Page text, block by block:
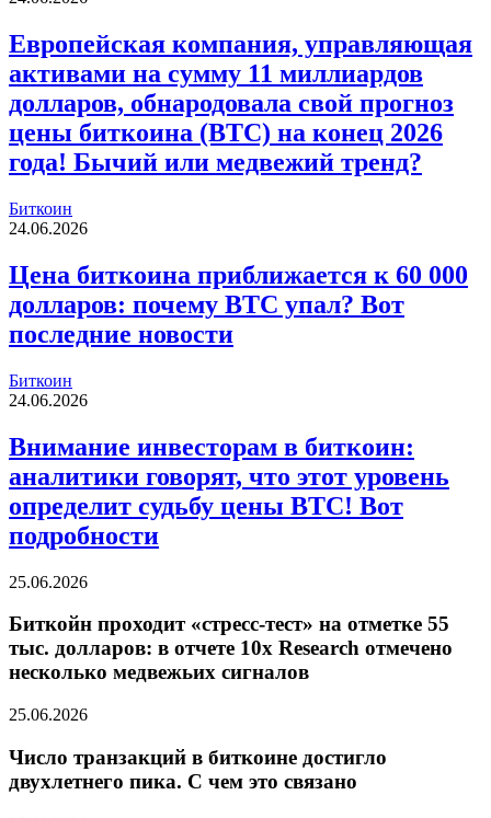
Европейская компания, управляющая
активами на сумму 11 миллиардов
долларов, обнародовала свой прогноз
цены биткоина (BTC) на конец 2026
года! Бычий или медвежий тренд?
Биткоин
24.06.2026
Цена биткоина приближается к 60 000
долларов: почему BTC упал? Вот
последние новости
Биткоин
24.06.2026
Внимание инвесторам в биткоин:
аналитики говорят, что этот уровень
определит судьбу цены BTC! Вот
подробности
25.06.2026
Биткойн проходит «стресс-тест» на отметке 55
тыс. долларов: в отчете 10x Research отмечено
несколько медвежьих сигналов
25.06.2026
Число транзакций в биткоине достигло
двухлетнего пика. С чем это связано